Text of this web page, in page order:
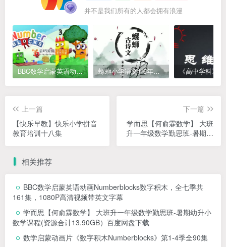
并不是我们所有的人都会拥有浪漫
BBC数学启蒙英语动画Numberblocks数字积木，全七季共161集，1080P高清视频带英文字幕 螺蛳小学语文1-6年级《小学古诗文》课程视频
上一篇
【快乐早教】快乐小学拼音
教育培训十八集
下一篇
学而思【何俞霖数学】 大班
升一年级数学勤思班-暑期幼
相关推荐
BBC数学启蒙英语动画Numberblocks数字积木，全七季共
161集，1080P高清视频带英文字幕
学而思【何俞霖数学】 大班升一年级数学勤思班-暑期幼升小
数学课程(资源合计13.90GB）百度网盘下载
数学启蒙动画片《数字积木Numberblocks》第1-4季全90集